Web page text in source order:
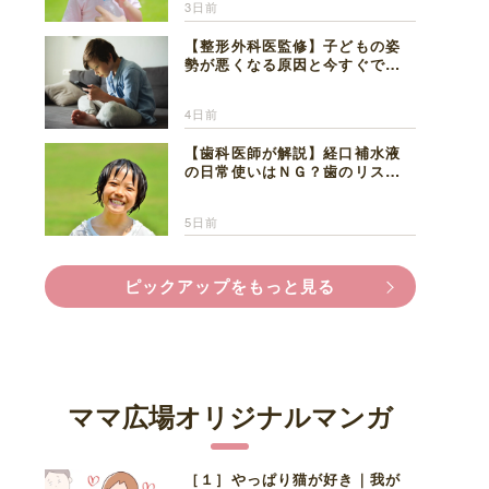
3日前
【整形外科医監修】子どもの姿
勢が悪くなる原因と今すぐでき
4日前
【歯科医師が解説】経口補水液
の日常使いはＮＧ？歯のリスク
5日前
ピックアップをもっと見る
ママ広場オリジナルマンガ
［１］やっぱり猫が好き｜我が